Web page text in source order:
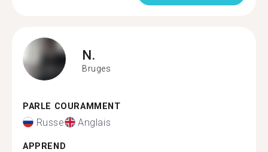
N.
Bruges
PARLE COURAMMENT
Russe Anglais
APPREND